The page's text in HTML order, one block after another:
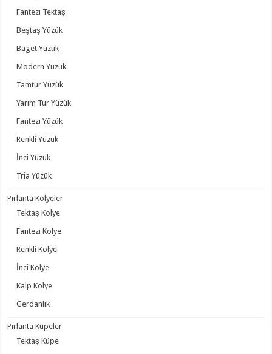
Fantezi Tektaş
Beştaş Yüzük
Baget Yüzük
Modern Yüzük
Tamtur Yüzük
Yarım Tur Yüzük
Fantezi Yüzük
Renkli Yüzük
İnci Yüzük
Tria Yüzük
Pırlanta Kolyeler
Tektaş Kolye
Fantezi Kolye
Renkli Kolye
İnci Kolye
Kalp Kolye
Gerdanlık
Pırlanta Küpeler
Tektaş Küpe